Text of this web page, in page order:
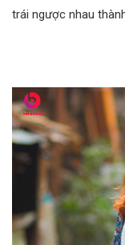
trái ngược nhau